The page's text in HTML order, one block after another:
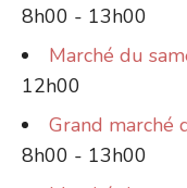
8h00 - 13h00
Marché du
12h00
Grand marché
8h00 - 13h00